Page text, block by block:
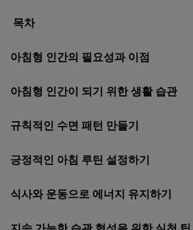
목차
아침형 인간의 필요성과 이점
아침형 인간이 되기 위한 생활 습관
규칙적인 수면 패턴 만들기
긍정적인 아침 루틴 설정하기
식사와 운동으로 에너지 유지하기